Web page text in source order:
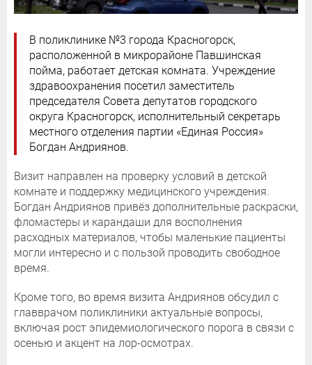
В поликлинике №3 города Красногорск,
расположенной в микрорайоне Павшинская
пойма, работает детская комната. Учреждение
здравоохранения посетил заместитель
председателя Совета депутатов городского
округа Красногорск, исполнительный секретарь
местного отделения партии «Единая Россия»
Богдан Андриянов.
Визит направлен на проверку условий в детской
комнате и поддержку медицинского учреждения.
Богдан Андриянов привёз дополнительные раскраски,
фломастеры и карандаши для восполнения
расходных материалов, чтобы маленькие пациенты
могли интересно и с пользой проводить свободное
время.
Кроме того, во время визита Андриянов обсудил с
главврачом поликлиники актуальные вопросы,
включая рост эпидемиологического порога в связи с
осенью и акцент на лор-осмотрах.